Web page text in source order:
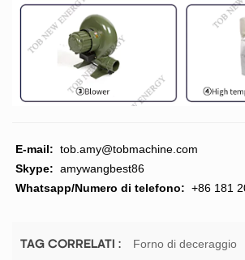
E-mail: tob.amy@tobmachine.com
Skype: amywangbest86
Whatsapp/Numero di telefono: +86 181
TAG CORRELATI : Forno di deceraggio